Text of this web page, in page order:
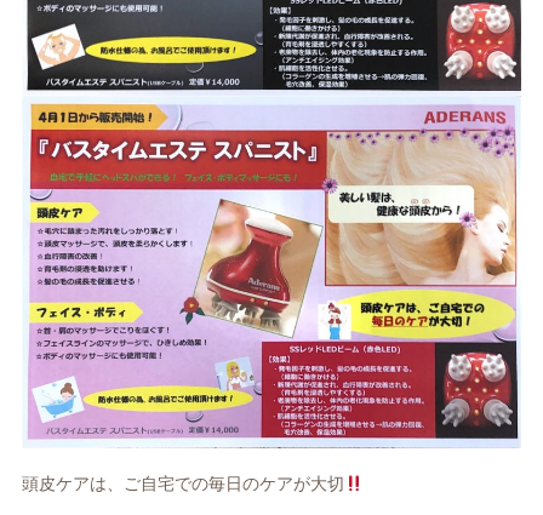
頭皮ケアは、ご自宅での毎日のケアが大切